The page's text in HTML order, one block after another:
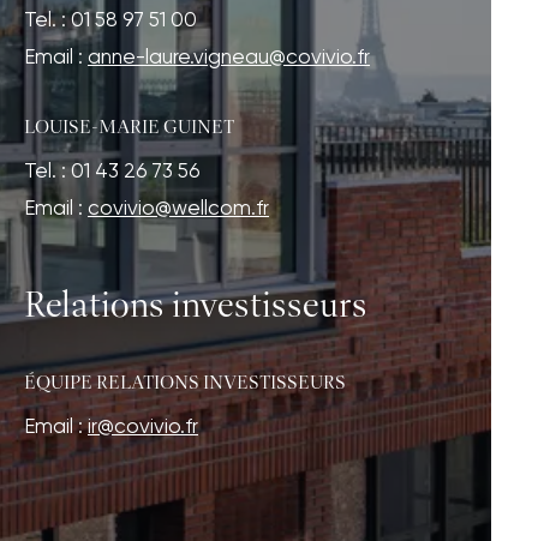
Tel. : 01 58 97 51 00
Email : anne-laure.vigneau@covivio.fr
LOUISE-MARIE GUINET
Tel. : 01 43 26 73 56
Email : covivio@wellcom.fr
Relations investisseurs
ÉQUIPE RELATIONS INVESTISSEURS
Email :ir@covivio.fr